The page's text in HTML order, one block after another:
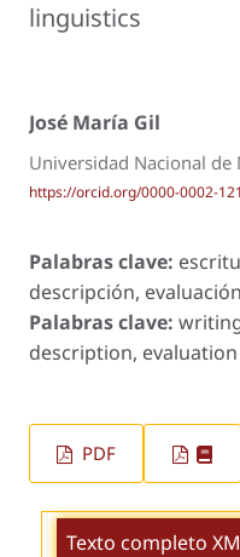
linguistics
José María Gil
Universidad Nacional de
https://orcid.org/0000-0002-
Palabras clave:
descripción,
Palabras clave:
description, evaluation
PDF
Texto completo